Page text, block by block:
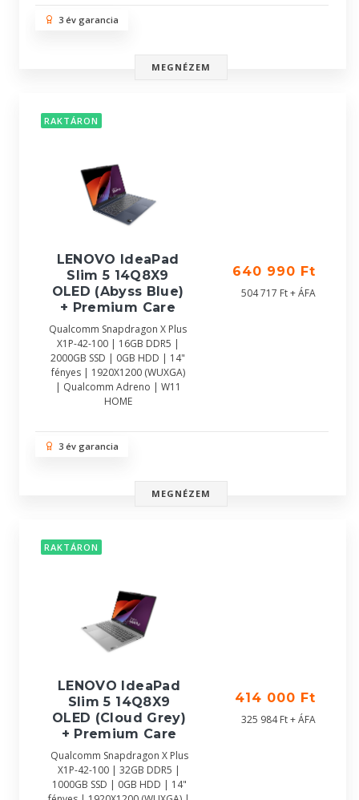
3 év garancia
MEGNÉZEM
RAKTÁRON
LENOVO IdeaPad
Slim 5 14Q8X9
OLED (Abyss Blue)
+ Premium Care
Qualcomm Snapdragon X Plus
X1P-42-100 | 16GB DDR5 |
2000GB SSD | 0GB HDD | 14"
fényes | 1920X1200 (WUXGA)
| Qualcomm Adreno | W11
HOME
640 990 Ft
504 717 Ft + ÁFA
3 év garancia
MEGNÉZEM
RAKTÁRON
LENOVO IdeaPad
Slim 5 14Q8X9
OLED (Cloud Grey)
+ Premium Care
Qualcomm Snapdragon X Plus
X1P-42-100 | 32GB DDR5 |
1000GB SSD | 0GB HDD | 14"
414 000 Ft
325 984 Ft + ÁFA